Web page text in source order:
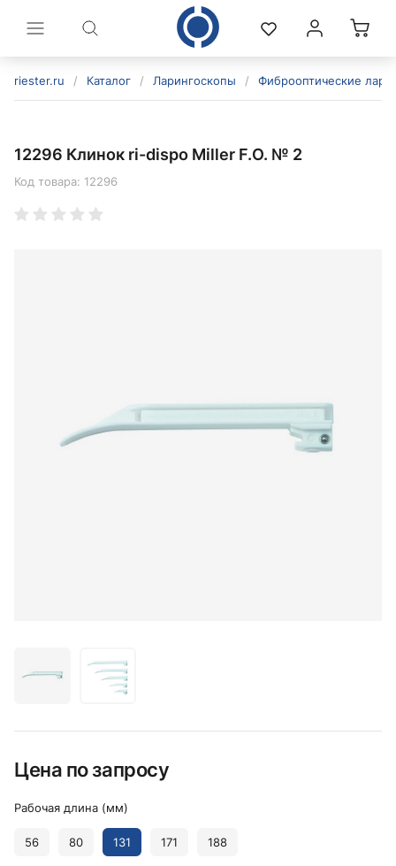
riester.ru / Каталог / Ларингоскопы / Фиброоптические
12296 Клинок ri-dispo Miller F.O. № 2
Код товара: 12296
Цена по запросу
Рабочая длина (мм)
56 80 131 171 188